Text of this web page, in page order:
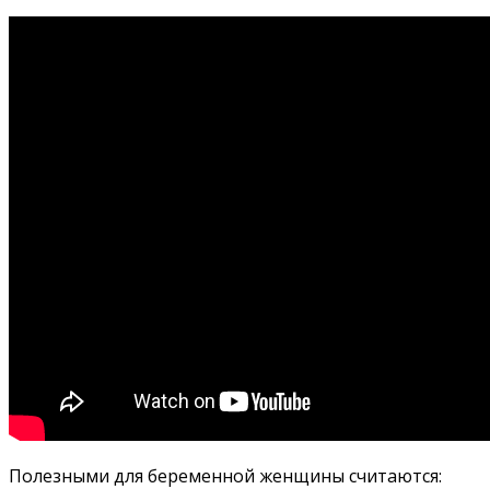
Полезными для беременной женщины считаются: